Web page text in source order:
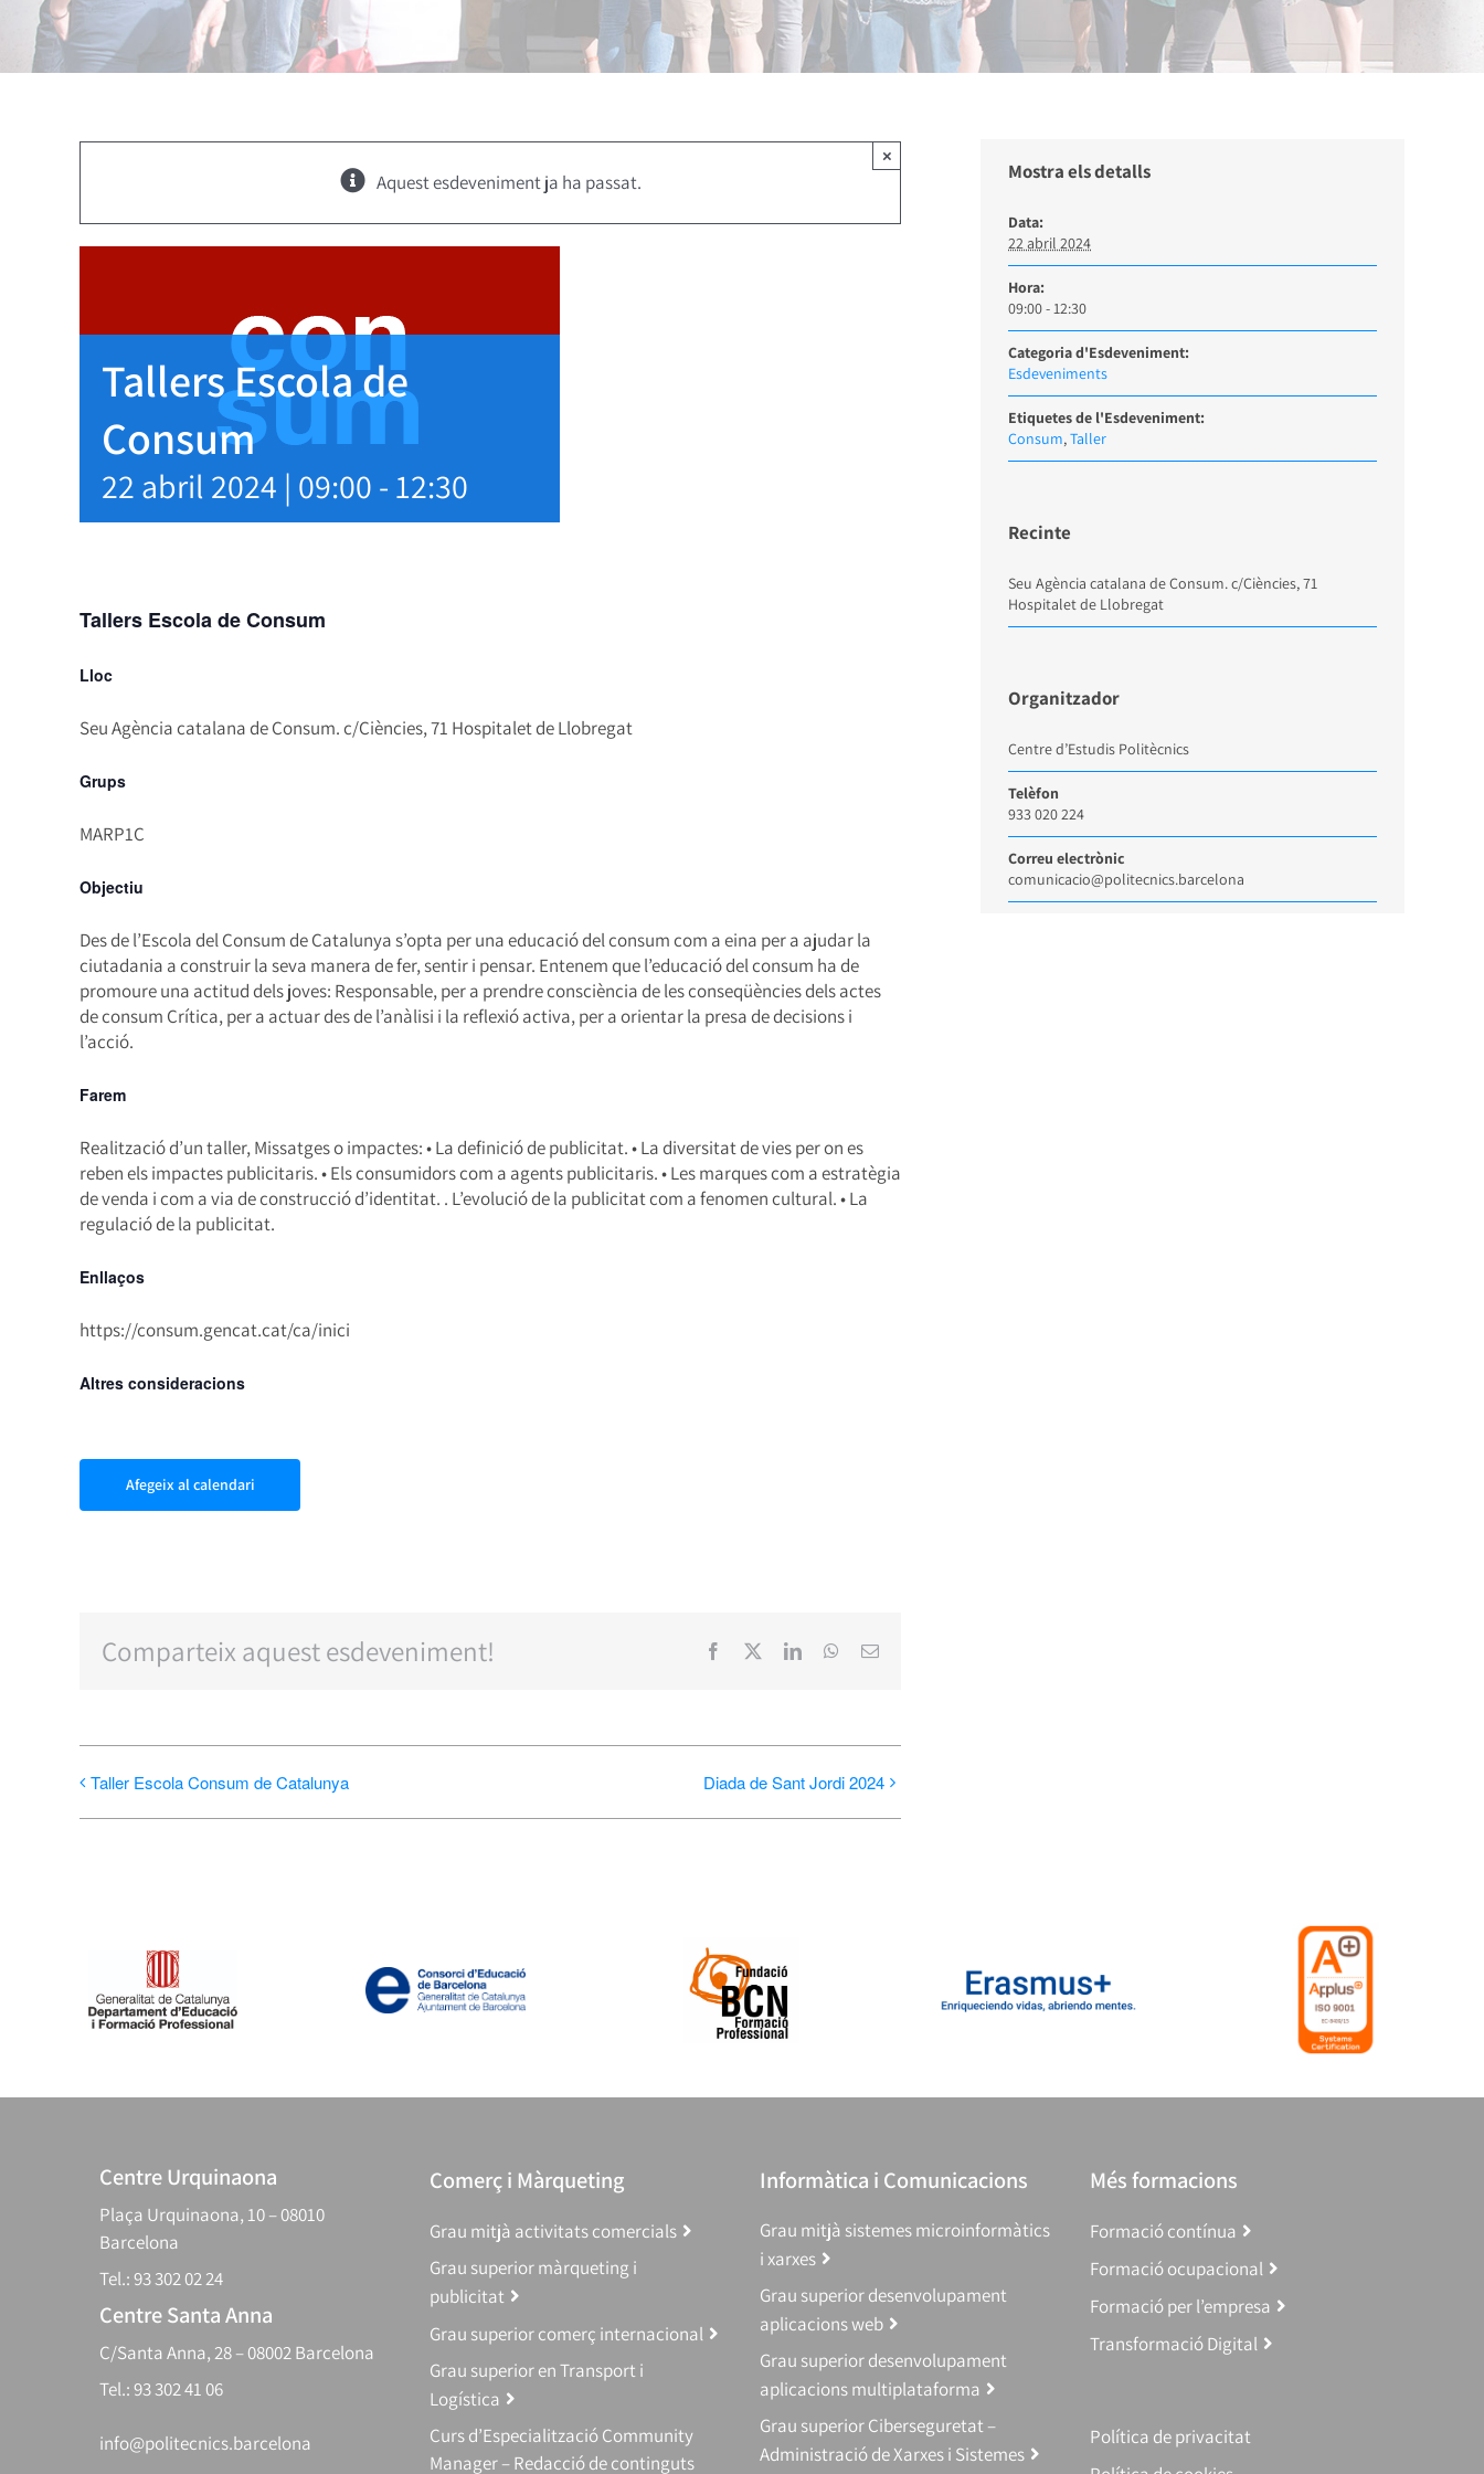
Aquest esdeveniment ja ha passat.
×
Tallers Escola de
Consum
22 abril 2024 | 09:00 - 12:30
Tallers Escola de Consum
Lloc
Seu Agència catalana de Consum. c/Ciències, 71 Hospitalet de Llobregat
Grups
MARP1C
Objectiu
Des de l’Escola del Consum de Catalunya s’opta per una educació del consum com a eina per a ajudar la
ciutadania a construir la seva manera de fer, sentir i pensar. Entenem que l’educació del consum ha de
promoure una actitud dels joves: Responsable, per a prendre consciència de les conseqüències dels actes
de consum Crítica, per a actuar des de l’anàlisi i la reflexió activa, per a orientar la presa de decisions i
l’acció.
Farem
Realització d’un taller, Missatges o impactes: • La definició de publicitat. • La diversitat de vies per on es
reben els impactes publicitaris. • Els consumidors com a agents publicitaris. • Les marques com a estratègia
de venda i com a via de construcció d’identitat. . L’evolució de la publicitat com a fenomen cultural. • La
regulació de la publicitat.
Enllaços
https://consum.gencat.cat/ca/inici
Altres consideracions
Afegeix al calendari
Comparteix aquest esdeveniment! Facebook LinkedInWhatsApp
Email:
Taller Escola Consum de Catalunya Diada de Sant Jordi 2024
Mostra els detalls
Data:
22 abril 2024
Hora:
09:00 - 12:30
Categoria d'Esdeveniment:
Esdeveniments
Etiquetes de l'Esdeveniment:
Consum,Taller
Recinte
Seu Agència catalana de Consum. c/Ciències, 71
Hospitalet de Llobregat
Organitzador
Centre d’Estudis Politècnics
Telèfon
933 020 224
Correu electrònic
comunicacio@politecnics.barcelona
Centre Urquinaona
Plaça Urquinaona, 10 – 08010
Barcelona
Tel.: 93 302 02 24
Centre Santa Anna
C/Santa Anna, 28 – 08002 Barcelona
Tel.: 93 302 41 06
info@politecnics.barcelona
Comerç i Màrqueting
Grau mitjà activitats comercials
Grau superior màrqueting i
publicitat
Grau superior comerç internacional
Grau superior en Transport i
Logística
Curs d’Especialització Community
Manager – Redacció de continguts
Informàtica i Comunicacions
Grau mitjà sistemes microinformàtics
i xarxes
Grau superior desenvolupament
aplicacions web
Grau superior desenvolupament
aplicacions multiplataforma
Grau superior Ciberseguretat –
Administració de Xarxes i Sistemes
Més formacions
Formació contínua
Formació ocupacional
Formació per l’empresa
Transformació Digital
Política de privacitat